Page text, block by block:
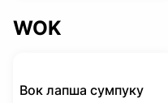
WOK
Вок лапша сумпуку